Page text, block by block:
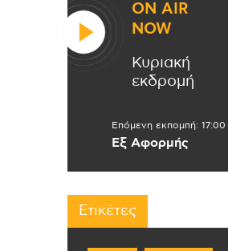
ON AIR
NOW
Κυριακή
εκδρομή
Επόμενη εκπομπή: 17:00
Εξ Αφορμής
Ετικέτες